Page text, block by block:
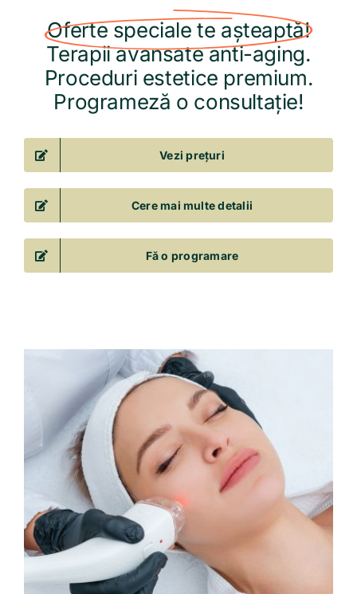
Oferte speciale te așteaptă!
Terapii avansate anti-aging.
Proceduri estetice premium.
Programeză o consultație!
Vezi prețuri
Cere mai multe detalii
Fă o programare